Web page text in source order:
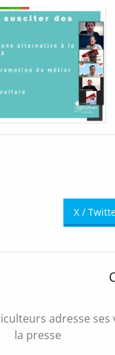
X /
adresse
la presse